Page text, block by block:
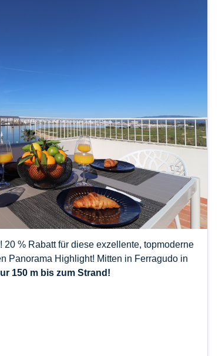
20 % Rabatt für diese exzellente, topmoderne
Panorama Highlight! Mitten in Ferragudo in
150 m bis zum Strand!